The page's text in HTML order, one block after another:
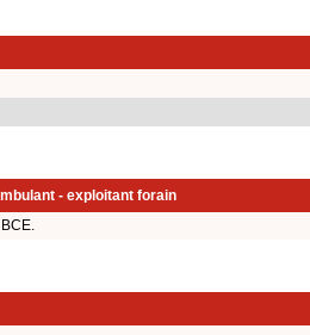
- exploitant forain